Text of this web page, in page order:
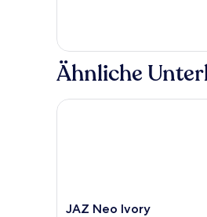
Bedroom
Apartment
Ähnliche
JAZ
JAZ Neo Ivory
JAZ Neo Ivory